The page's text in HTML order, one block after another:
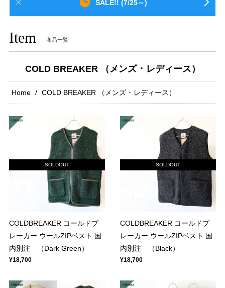
SALE!! (7/25～)
Item 商品一覧
COLD BREAKER （メンズ ･ レディース）
Home COLD BREAKER （メンズ ･ レディース）
SOLDOUT
COLDBREAKER コールドブ
レーカー ウールZIPベスト 国
内別注 （Dark Green）
¥18,700
SOLDOUT
COLDBREAKER コールドブ
レーカー ウールZIPベスト 国
内別注 （Black）
¥18,700